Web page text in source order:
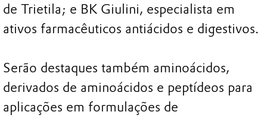
de Trietila; e BK Giulini, especialista em
ativos farmacêuticos antiácidos e digestivos.
Serão destaques também aminoácidos,
derivados de aminoácidos e peptídeos para
aplicações em formulações de